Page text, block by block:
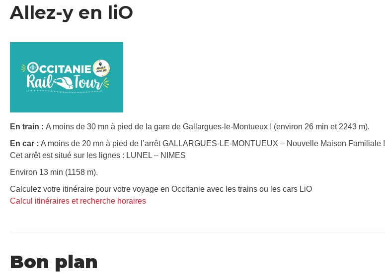
Allez-y en liO
En train : A moins de 30 mn à pied de la gare de Gallargues-le-Montueux ! (environ 26 min et 2243 m).
En car : A moins de 20 mn à pied de l’arrêt GALLARGUES-LE-MONTUEUX – Nouvelle Maison Familiale !
Cet arrêt est situé sur les lignes : LUNEL – NIMES
Environ 13 min (1158 m).
Calculez votre itinéraire pour votre voyage en Occitanie avec les trains ou les cars LiO
Calcul itinéraires et recherche horaires
Bon plan